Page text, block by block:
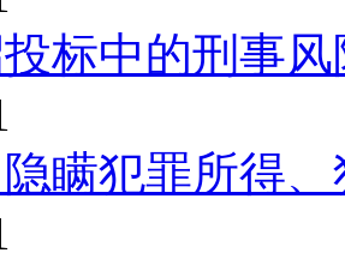
标中的刑事
瞒犯罪所得